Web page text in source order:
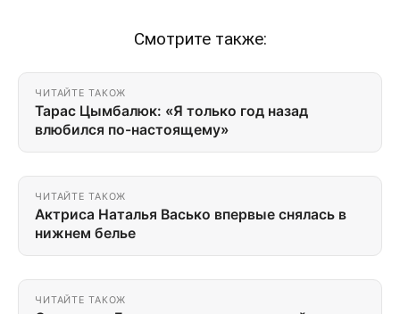
Смотрите также:
ЧИТАЙТЕ ТАКОЖ
Тарас Цымбалюк: «Я только год назад
влюбился по-настоящему»
ЧИТАЙТЕ ТАКОЖ
Актриса Наталья Васько впервые снялась в
нижнем белье
ЧИТАЙТЕ ТАКОЖ